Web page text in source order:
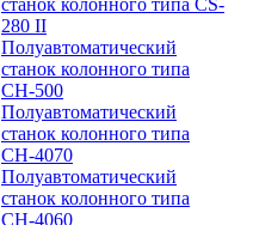
станок колонного типа CS-
280 II
Полуавтоматический
станок колонного типа
CH-500
Полуавтоматический
станок колонного типа
CH-4070
Полуавтоматический
станок колонного типа
CH-4060